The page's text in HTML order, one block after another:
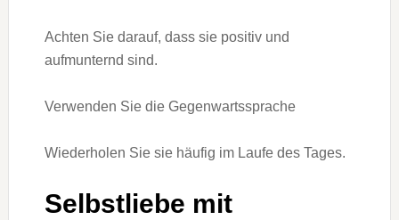
Achten Sie darauf, dass sie positiv und
aufmunternd sind.
Verwenden Sie die Gegenwartssprache
Wiederholen Sie sie häufig im Laufe des Tages.
Selbstliebe mit